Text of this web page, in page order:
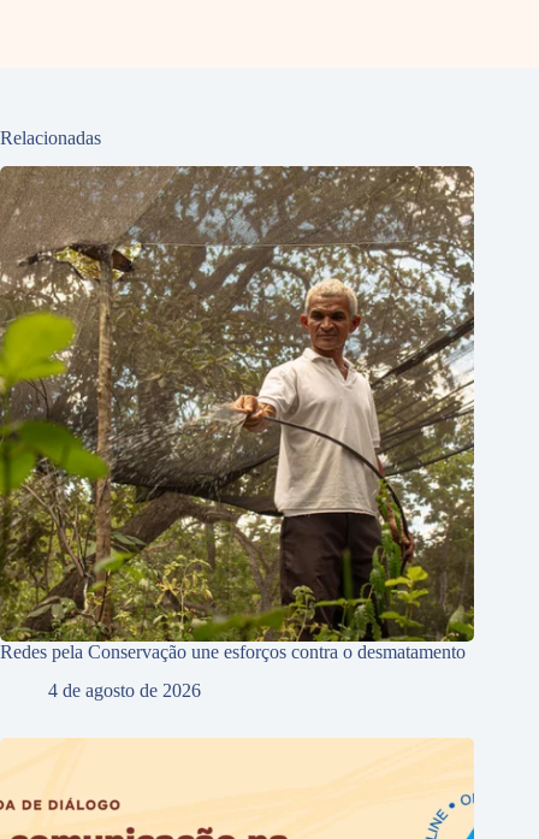
Relacionadas
Redes pela Conservação une esforços contra o desmatamento
4 de agosto de 2026